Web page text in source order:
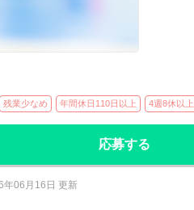
残業少なめ 年間休日110日以上 4週8休以上
応募する
年06月16日 更新